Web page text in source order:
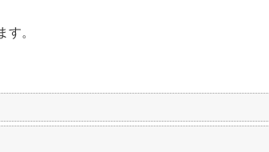
す。